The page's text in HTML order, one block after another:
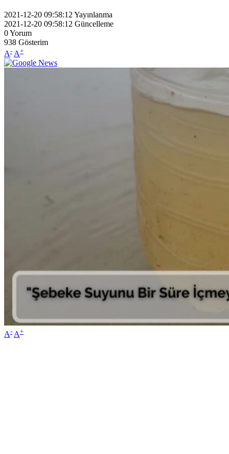
2021-12-20 09:58:12 Yayınlanma
2021-12-20 09:58:12 Güncelleme
0Yorum
938 Gösterim
A- A+
A- A+